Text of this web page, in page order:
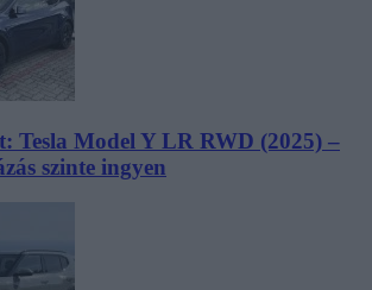
Tesla Model Y LR RWD (2025) –
szinte ingyen